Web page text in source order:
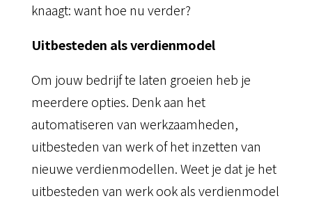
knaagt: want hoe nu verder?
Uitbesteden als verdienmodel
Om jouw bedrijf te laten groeien heb je
meerdere opties. Denk aan het
automatiseren van werkzaamheden,
uitbesteden van werk of het inzetten van
nieuwe verdienmodellen. Weet je dat je het
uitbesteden van werk ook als verdienmodel